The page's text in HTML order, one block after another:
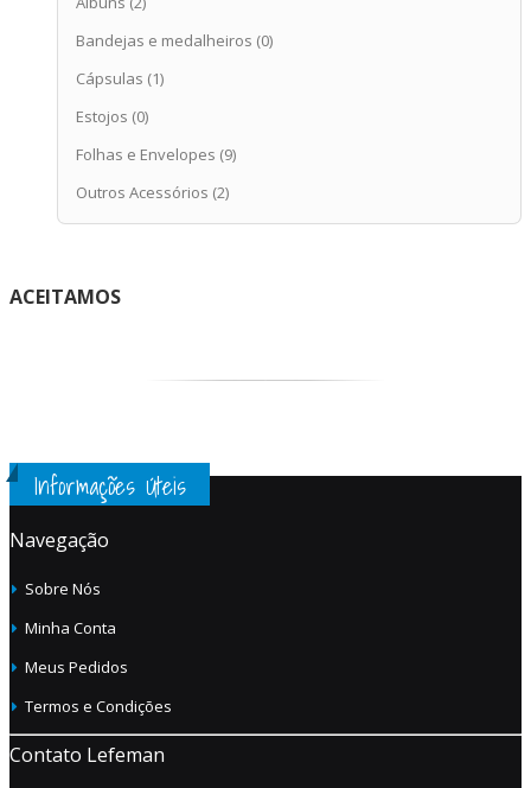
Bandejas e medalheiros (0)
Cápsulas (1)
Estojos (0)
Folhas e Envelopes (9)
Outros Acessórios (2)
ACEITAMOS
Informações Úteis
Navegação
Sobre Nós
Minha Conta
Meus Pedidos
Termos e Condições
Contato Lefeman